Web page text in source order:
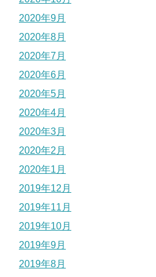
2020年9月
2020年8月
2020年7月
2020年6月
2020年5月
2020年4月
2020年3月
2020年2月
2020年1月
2019年12月
2019年11月
2019年10月
2019年9月
2019年8月